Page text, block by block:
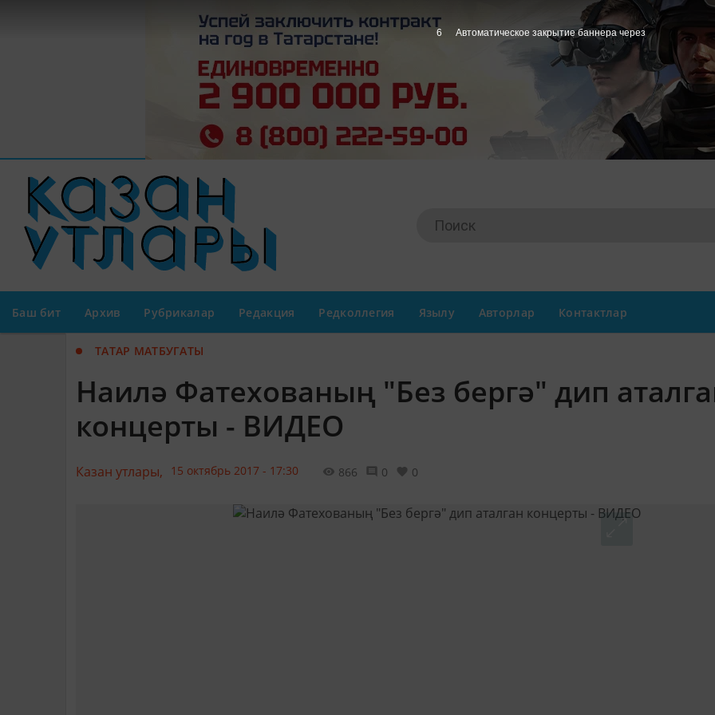
Баш бит Архив Рубрикалар Редакция Редколлегия Язылу Авторлар Контактлар
ТАТАР МАТБУГАТЫ
Наилә Фатехованың "Без бергә" дип
концерты - ВИДЕО
Казан утлары, 15 октябрь 2017 - 17:30 866 0 0
5 Автоматическое закрытие баннера через